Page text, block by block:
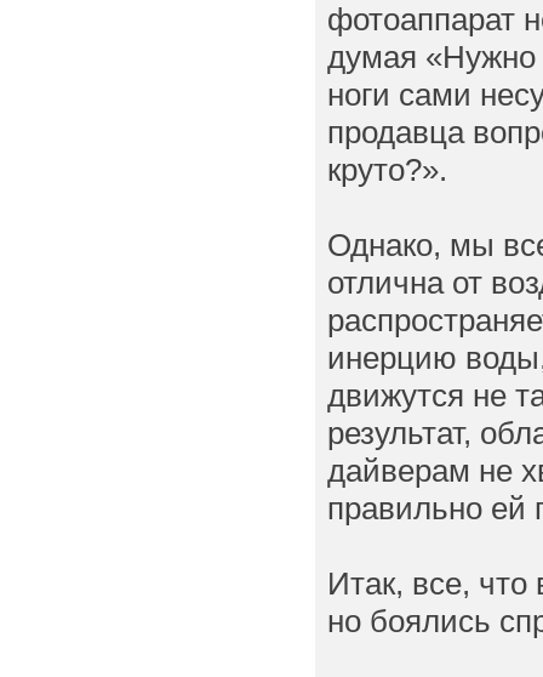
фотоаппарат
думая
ноги сами
продавца
круто?».
Однако, мы
отлична от
инерцию
движутся не
результат,
дайверам не
правильно ей
Итак, все,
но боялись